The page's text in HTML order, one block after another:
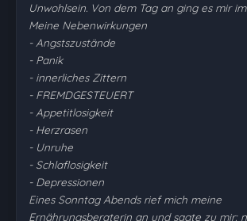
Unwohlsein. Von dem Tag an ging es mir
Meine Nebenwirkungen
- Angstszustände
- Panik
- innerliches Zittern
- FREMDGESTEUERT
- Appetitlosigkeit
- Herzrasen
- Unruhe
- Schlaflosigkeit
- Depressionen
Eines Sonntag Abends rief mich meine
Ernährungsberaterin an und sagte zu mir: